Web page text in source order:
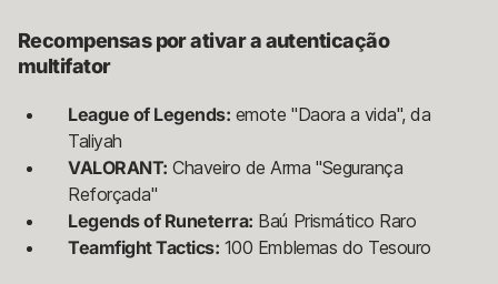
Recompensas por ativar a autenticação
multifator
League of Legends: emote "Daora a vida", da
Taliyah
VALORANT: Chaveiro de Arma "Segurança
Reforçada"
Legends of Runeterra: Baú Prismático Raro
Teamfight Tactics: 100 Emblemas do Tesouro